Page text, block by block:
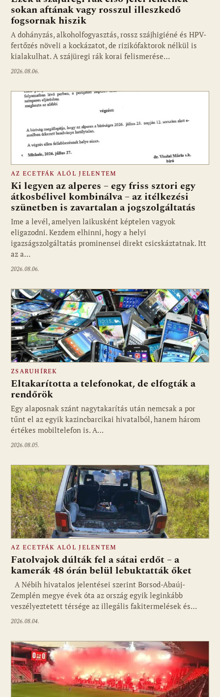
sokan aftának vagy rosszul illeszkedő
fogsornak hiszik
A dohányzás, alkoholfogyasztás, rossz szájhigiéné és HPV-
fertőzés növeli a kockázatot, de rizikófaktorok nélkül is
kialakulhat. A szájüregi rák korai felismerése…
2026.08.06.
AZ ECETFÁK ALÓL JELENTEM
Ki legyen az alperes – egy friss sztori egy
átkosbélivel kombinálva – az itélkezési
szünetben is zavartalan a jogszolgáltatás
Ime a levél, amelyen laikusként képtelen vagyok
eligazodni. Kezdem elhinni, hogy a helyi
igazságszolgáltatás prominensei direkt csicskáztatnak. Itt
az a…
2026.08.06.
ZSARUHÍREK
Eltakarította a telefonokat, de elfogták a
rendőrök
Egy alaposnak szánt nagytakarítás után nemcsak a por
tűnt el az egyik kazincbarcikai hivatalból, hanem három
értékes mobiltelefon is. A…
2026.08.05.
AZ ECETFÁK ALÓL JELENTEM
Fatolvajok dúlták fel a sátai erdőt – a
kamerák 48 órán belül lebuktatták őket
A Nébih hivatalos jelentései szerint Borsod-Abaúj-
Zemplén megye évek óta az ország egyik leginkább
veszélyeztetett térsége az illegális fakitermelések és…
2026.08.04.